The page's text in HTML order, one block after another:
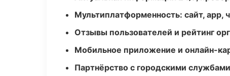
Мультиплатформенность: сайт, app,
Отзывы пользователей и рейтинг
Мобильное приложение и онлайн-
Партнёрство с городскими службами